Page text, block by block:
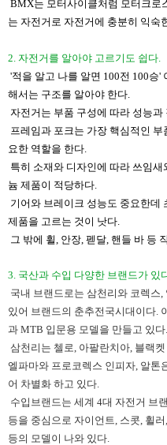
BMX는 모터사이클처럼 모터크로
는 자전거로 자전거에 충분히 익숙
​2. 자전거를 알아야 고르기도 쉽다.
'적을 알고 나를 알면 100전 100승
해서는 구조를 알아야 한다.
자전거는 부품 구성에 따라 성능과
프레임과 포크는 가장 핵심적인
요한 역할을 한다.
특히 소재와 디자인에 따라 쓰임
늄 제품이 적당하다.
기어와 브레이크 성능도 중요한
제품을 고르는 것이 낫다.
그 밖에 휠, 안장, 펟달, 핸들 바 등
3. 국산과 수입 다양한 브랜드가 있
국내 브랜드로는 삼천리와 코렉
있어 브랜드의 춘추전국시대이다.
과 MTB 입문용 모델을 만들고 있다.
삼천리는 첼로, 아팔란치아, 블랙
엘파마와 프로코렉스 인피자, 알톤
어 차별화 하고 있다.
수입브랜드는 세계 4대 자전거 브
등을 중심으로 자이언트, 스콧, 휠
등의 모델이 나와 있다.